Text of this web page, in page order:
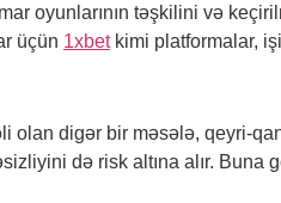
oyunlarının təşkilini və
üçün 1xbetkimi platformalar,
olan digər bir məsələ, qeyri-
də risk altına alır.